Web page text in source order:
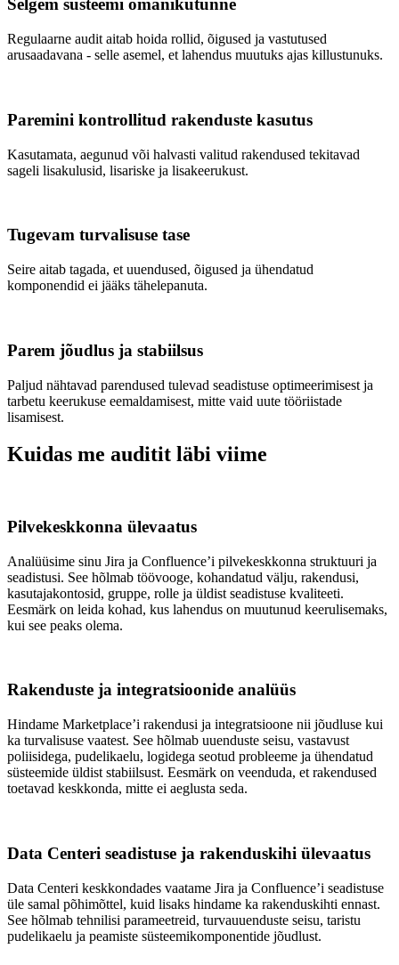
Selgem süsteemi omanikutunne
Regulaarne audit aitab hoida rollid, õigused ja vastutused
arusaadavana - selle asemel, et lahendus muutuks ajas killustunuks.
Paremini kontrollitud rakenduste kasutus
Kasutamata, aegunud või halvasti valitud rakendused tekitavad
sageli lisakulusid, lisariske ja lisakeerukust.
Tugevam turvalisuse tase
Seire aitab tagada, et uuendused, õigused ja ühendatud
komponendid ei jääks tähelepanuta.
Parem jõudlus ja stabiilsus
Paljud nähtavad parendused tulevad seadistuse optimeerimisest ja
tarbetu keerukuse eemaldamisest, mitte vaid uute tööriistade
lisamisest.
Kuidas me auditit läbi viime
Pilvekeskkonna ülevaatus
Analüüsime sinu Jira ja Confluence’i pilvekeskkonna struktuuri ja
seadistusi. See hõlmab töövooge, kohandatud välju, rakendusi,
kasutajakontosid, gruppe, rolle ja üldist seadistuse kvaliteeti.
Eesmärk on leida kohad, kus lahendus on muutunud keerulisemaks,
kui see peaks olema.
Rakenduste ja integratsioonide analüüs
Hindame Marketplace’i rakendusi ja integratsioone nii jõudluse kui
ka turvalisuse vaatest. See hõlmab uuenduste seisu, vastavust
poliisidega, pudelikaelu, logidega seotud probleeme ja ühendatud
süsteemide üldist stabiilsust. Eesmärk on veenduda, et rakendused
toetavad keskkonda, mitte ei aeglusta seda.
Data Centeri seadistuse ja rakenduskihi ülevaatus
Data Centeri keskkondades vaatame Jira ja Confluence’i seadistuse
üle samal põhimõttel, kuid lisaks hindame ka rakenduskihti ennast.
See hõlmab tehnilisi parameetreid, turvauuenduste seisu, taristu
pudelikaelu ja peamiste süsteemikomponentide jõudlust.